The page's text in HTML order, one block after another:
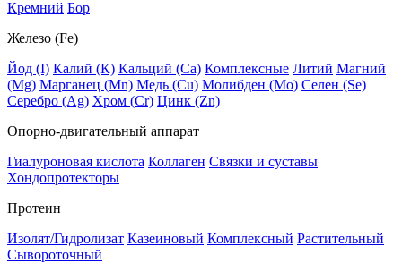
Кремний Бор
Железо (Fe)
Йод (I) Калий (К) Кальций (Са) Комплексные Литий Магний
(Mg) Марганец (Mn) Медь (Сu) Молибден (Мо) Селен (Se)
Серебро (Ag) Хром (Cr) Цинк (Zn)
Опорно-двигательный аппарат
Гиалуроновая кислота Коллаген Связки и суставы
Хондопротекторы
Протеин
Изолят/Гидролизат Казеиновый Комплексный Растительный
Сывороточный